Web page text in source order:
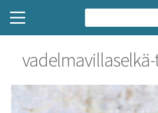
a
k
u
: